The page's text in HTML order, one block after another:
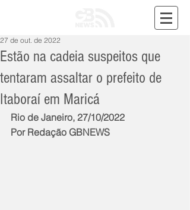
Estão na cadeia suspeitos que
tentaram assaltar o prefeito de
Itaboraí em Maricá
27 de out. de 2022
Rio de Janeiro, 27/10/2022
Por Redação GBNEWS